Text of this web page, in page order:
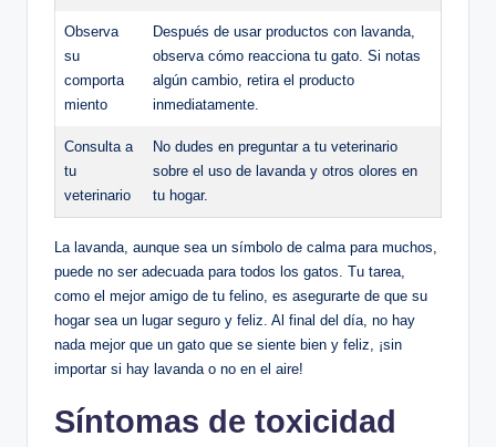
Observa
su
comporta
miento
Después de usar productos con lavanda,
observa cómo reacciona tu gato. Si notas
algún cambio, retira el producto
inmediatamente.
Consulta a
tu
veterinario
No dudes en preguntar a tu veterinario
sobre el uso de lavanda y otros olores en
tu hogar.
La lavanda, aunque sea un símbolo de calma para muchos,
puede no ser adecuada para todos los gatos. Tu tarea,
como el mejor amigo de tu felino, es asegurarte de que su
hogar sea un lugar seguro y feliz. Al final del día, no hay
nada mejor que un gato que se siente bien y feliz, ¡sin
importar si hay lavanda o no en el aire!
Síntomas de toxicidad